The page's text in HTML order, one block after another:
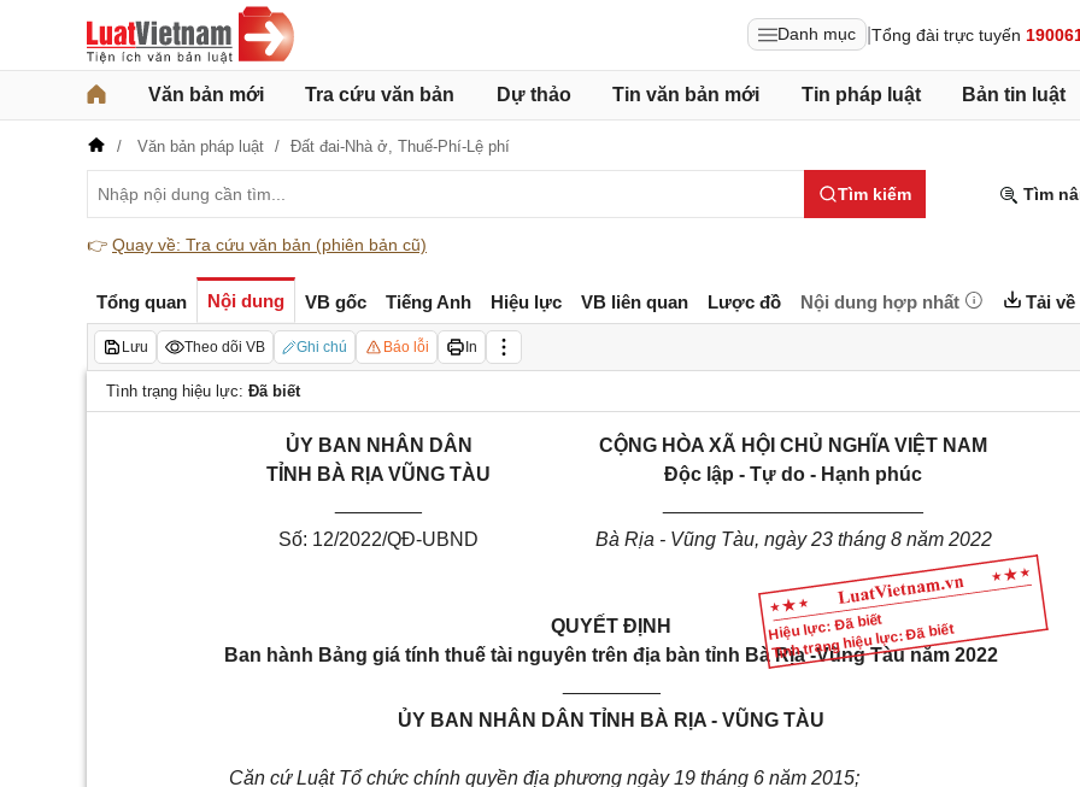
Danh mục Tổng đài trực tuyến
Văn bản mới Tra cứu văn bản Dự thảo Tin văn bản mới Tin pháp luật Bản tin luật
Văn bản pháp luật Đất đai-Nhà ở, Thuế-Phí-Lệ phí
Tìm kiếm Tìm
👉 Quay về: Tra cứu văn bản (phiên bản cũ)
Tổng quan Nội dung VB gốc Tiếng Anh Hiệu lực VB liên quan Lược đồ Nội dung hợp nhất Tải về
Lưu Theo dõi VB Ghi chú Báo lỗi In
Tình trạng hiệu lực: Đã biết
Hiệu lực: Đã biết
Tình trạng hiệu lực: Đã biết
ỦY BAN NHÂN DÂN
TỈNH BÀ RỊA VŨNG TÀU
CỘNG HÒA XÃ HỘI CHỦ NGHĨA VIỆT NAM
Độc lập - Tự do - Hạnh phúc
Số: 12/2022/QĐ-UBND
Bà Rịa - Vũng Tàu, ngày 23 tháng 8 năm 2022
QUYẾT ĐỊNH
Ban hành Bảng giá tính thuế tài nguyên trên địa bàn tỉnh Bà Rịa -Vũng Tàu năm 2022
ỦY BAN NHÂN DÂN TỈNH BÀ RỊA - VŨNG TÀU
Căn cứ Luật Tổ chức chính quyền địa phương ngày 19 tháng 6 năm 2015;